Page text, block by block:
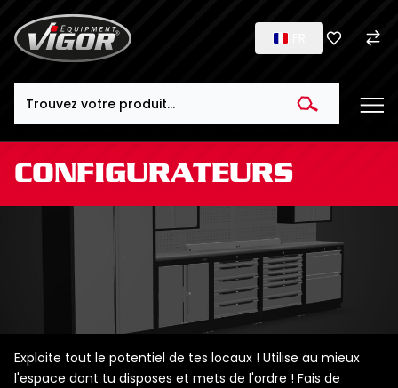
CONFIGURATEURS
Exploite tout le potentiel de tes locaux ! Utilise au mieux
l'espace dont tu disposes et mets de l'ordre ! Fais de